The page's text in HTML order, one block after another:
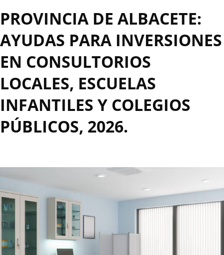
PROVINCIA DE ALBACETE:
AYUDAS PARA INVERSIONES
EN CONSULTORIOS
LOCALES, ESCUELAS
INFANTILES Y COLEGIOS
PÚBLICOS, 2026.